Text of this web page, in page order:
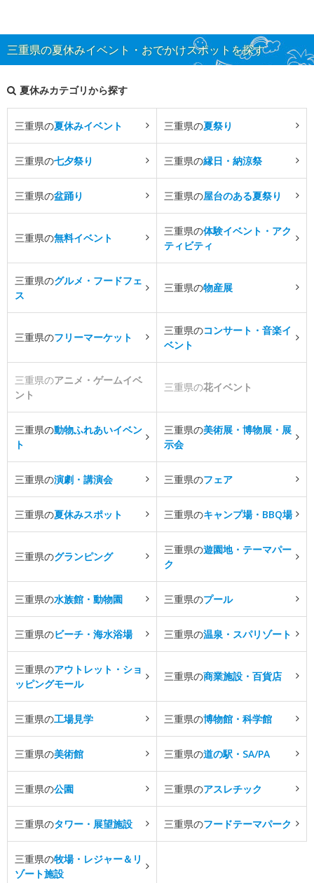
三重県の夏休みイベント・おでかけスポットを探す
夏休みカテゴリから探す
三重県の夏休みイベント 三重県の夏祭り
三重県の七夕祭り 三重県の縁日・納涼祭
三重県の盆踊り 三重県の屋台のある夏祭り
三重県の無料イベント
三重県の体験イベント・アク
ティビティ
三重県のグルメ・フードフェ
ス
三重県の物産展
三重県のフリーマーケット
三重県のコンサート・音楽イ
ベント
三重県のアニメ・ゲームイベ
ント
三重県の花イベント
三重県の動物ふれあいイベン
ト
三重県の美術展・博物展・展
示会
三重県の演劇・講演会 三重県のフェア
三重県の夏休みスポット 三重県のキャンプ場・BBQ場
三重県のグランピング
三重県の遊園地・テーマパー
ク
三重県の水族館・動物園 三重県のプール
三重県のビーチ・海水浴場 三重県の温泉・スパリゾート
三重県のアウトレット・ショ
ッピングモール
三重県の商業施設・百貨店
三重県の工場見学 三重県の博物館・科学館
三重県の美術館 三重県の道の駅・SA/PA
三重県の公園 三重県のアスレチック
三重県のタワー・展望施設 三重県のフードテーマパーク
三重県の牧場・レジャー＆リ
ゾート施設